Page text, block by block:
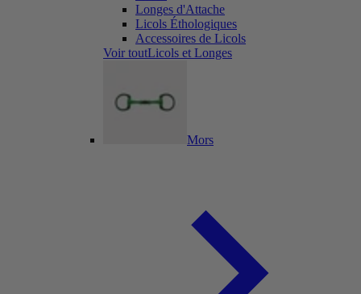
Longes d'Attache
Licols Éthologiques
Accessoires de Licols
Voir toutLicols et Longes
Mors